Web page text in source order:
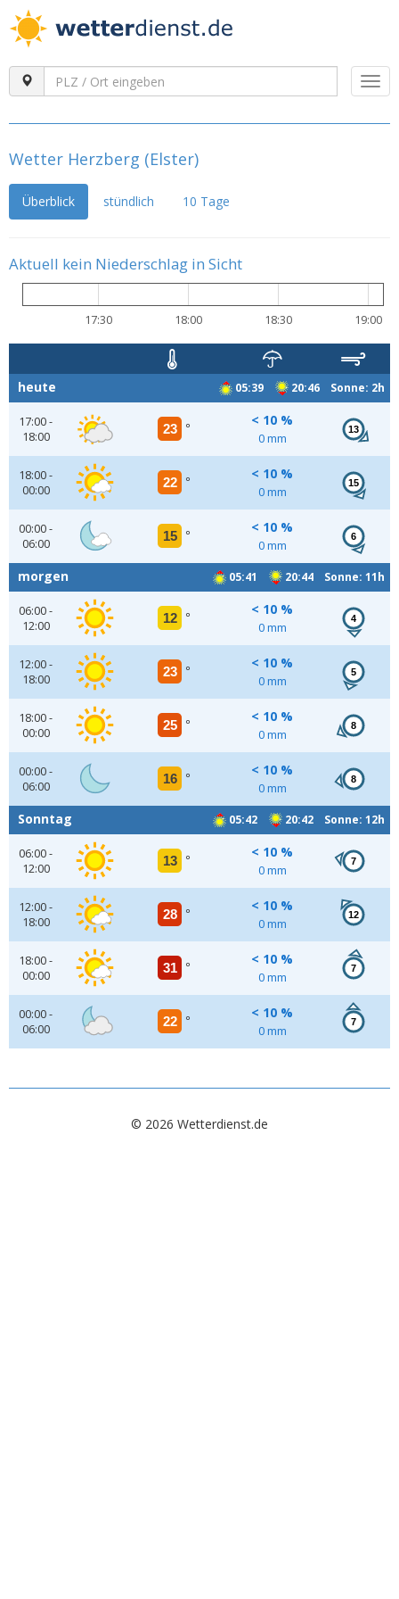
Wetter Herzberg (Elster)
Überblick stündlich 10 Tage
Aktuell kein Niederschlag in Sicht
17:30 18:00 18:30 19:00
05:39 20:46 Sonne: 2h
heute
17:00 -
18:00
23 °
< 10 %
0 mm
13
18:00 -
00:00
22 °
< 10 %
0 mm
15
00:00 -
06:00
15 °
< 10 %
0 mm
6
05:41 20:44 Sonne: 11h
morgen
06:00 -
12:00
12 °
< 10 %
0 mm
4
12:00 -
18:00
23 °
< 10 %
0 mm
5
18:00 -
00:00
25 °
< 10 %
0 mm
8
00:00 -
06:00
16 °
< 10 %
0 mm
8
05:42 20:42 Sonne: 12h
Sonntag
06:00 -
12:00
13 °
< 10 %
0 mm
7
12:00 -
18:00
28 °
< 10 %
0 mm
12
18:00 -
00:00
31 °
< 10 %
0 mm
7
00:00 -
06:00
22 °
< 10 %
0 mm
7
© 2026 Wetterdienst.de